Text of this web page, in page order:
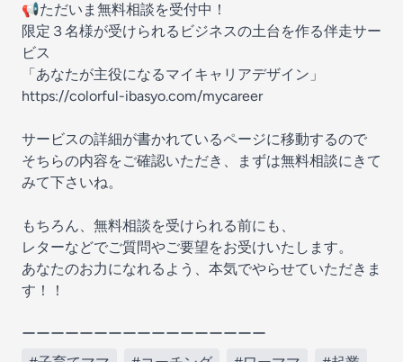
📢ただいま無料相談を受付中！
限定３名様が受けられるビジネスの土台を作る伴走サー
ビス
「あなたが主役になるマイキャリアデザイン」
https://colorful-ibasyo.com/mycareer
サービスの詳細が書かれているページに移動するので
そちらの内容をご確認いただき、まずは無料相談にきて
みて下さいね。
もちろん、無料相談を受けられる前にも、
レターなどでご質問やご要望をお受けいたします。
あなたのお力になれるよう、本気でやらせていただきま
す！！
ーーーーーーーーーーーーーーーーー